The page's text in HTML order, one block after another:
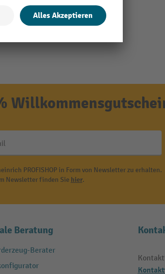
PROFISHOP in Form von Newsletter zu erhalten.
Newsletter finden Sie hier.
Beratung
Berater